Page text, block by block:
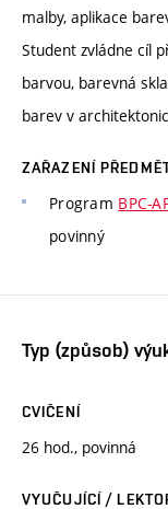
malby, aplikace
Student zvládne cíl
barvou, barevná
barev v
ZAŘAZENÍ
Program BPC-
povinný
Typ (způsob)
CVIČENÍ
26 hod., povinná
VYUČUJÍCÍ /